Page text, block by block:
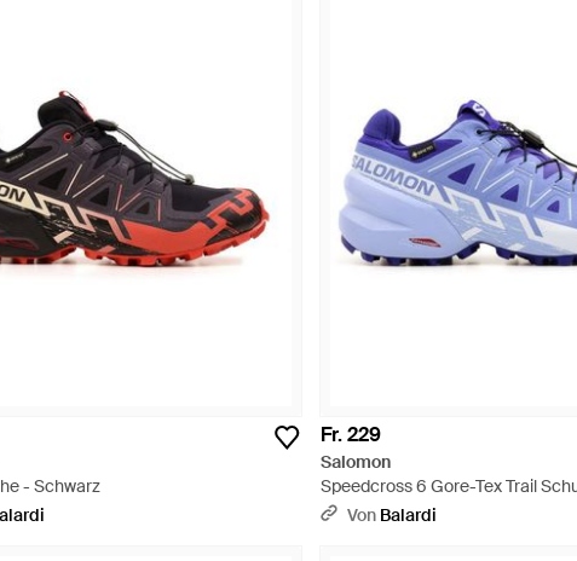
- Schwarz
Fr. 229
Salomon
Speedcross 6 Gore-Tex Trail
Von Balardi